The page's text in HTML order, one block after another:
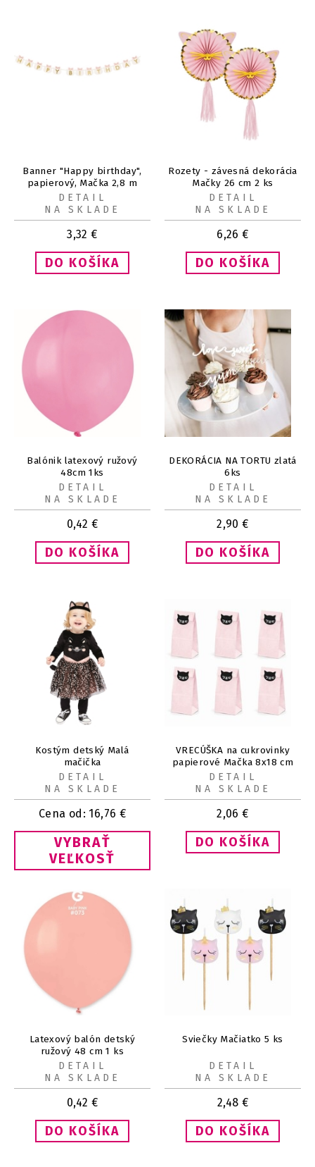
Banner "Happy birthday",
papierový, Mačka 2,8 m
3,32 €
DETAIL
NA SKLADE
Rozety - závesná dekorácia
Mačky 26 cm 2 ks
6,26 €
DETAIL
NA SKLADE
Balónik latexový ružový
48cm 1ks
0,42 €
DETAIL
NA SKLADE
DEKORÁCIA NA TORTU zlatá
6ks
2,90 €
DETAIL
NA SKLADE
Kostým detský Malá
mačička
Cena od: 16,76 €
VYBRAŤ
VEĽKOSŤ
DETAIL
NA SKLADE
VRECÚŠKA na cukrovinky
papierové Mačka 8x18 cm
6ks
2,06 €
DETAIL
NA SKLADE
Latexový balón detský
ružový 48 cm 1 ks
0,42 €
DETAIL
NA SKLADE
Sviečky Mačiatko 5 ks
2,48 €
DETAIL
NA SKLADE